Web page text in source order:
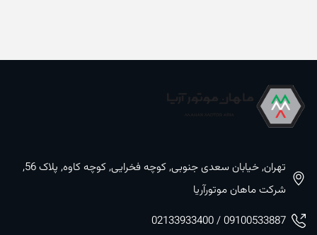
تهران, خیابان سعدی جنوبی, کوچه فخرایی, کوچه کاوه, پلاک 56,
شرکت ماهان موتورآریا
09100533887 / 02133933400